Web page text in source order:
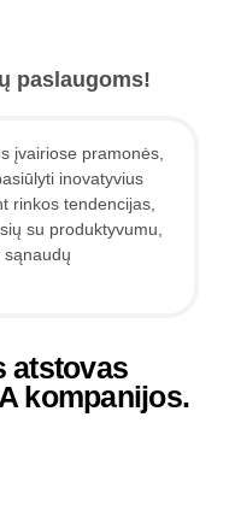
paslaugoms!
įvairiose pramonės,
inovatyvius
rinkos tendencijas,
su produktyvumu,
atstovas
kompanijos.